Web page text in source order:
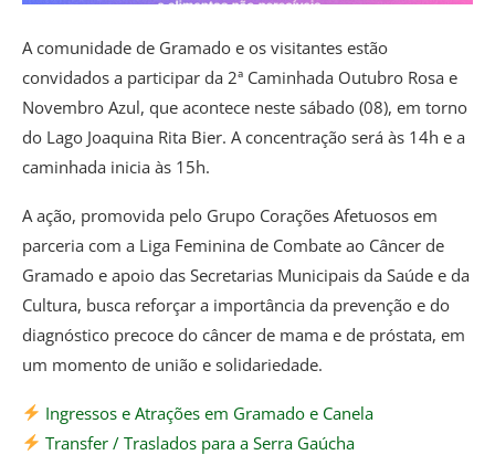
A comunidade de Gramado e os visitantes estão
convidados a participar da 2ª Caminhada Outubro Rosa e
Novembro Azul, que acontece neste sábado (08), em torno
do Lago Joaquina Rita Bier. A concentração será às 14h e a
caminhada inicia às 15h.
A ação, promovida pelo Grupo Corações Afetuosos em
parceria com a Liga Feminina de Combate ao Câncer de
Gramado e apoio das Secretarias Municipais da Saúde e da
Cultura, busca reforçar a importância da prevenção e do
diagnóstico precoce do câncer de mama e de próstata, em
um momento de união e solidariedade.
Ingressos e Atrações em Gramado e Canela
Transfer / Traslados para a Serra Gaúcha